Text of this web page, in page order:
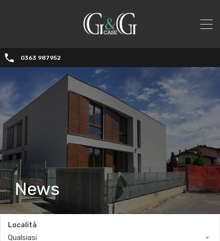
0363 987952
News
Località
Qualsiasi